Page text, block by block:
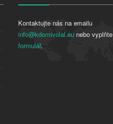
Kontaktujte nás na emailu
info@kdomivolal.eunebo vyplňte
formulář.